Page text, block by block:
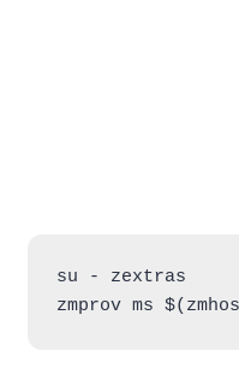
su - zextras